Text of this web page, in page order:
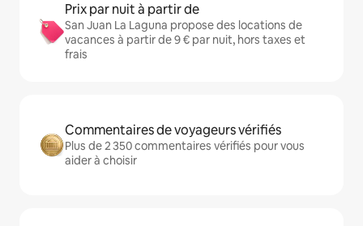
Prix par nuit à partir de
San Juan La Laguna propose des locations de
vacances à partir de 9 € par nuit, hors taxes et
frais
Commentaires de voyageurs vérifiés
Plus de 2 350 commentaires vérifiés pour vous
aider à choisir